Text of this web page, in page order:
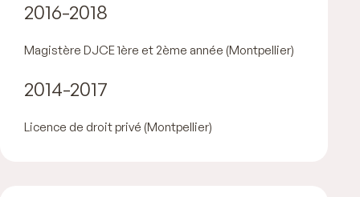
2016-2018
Magistère DJCE 1ère et 2ème année (Montpellier)
2014-2017
Licence de droit privé (Montpellier)